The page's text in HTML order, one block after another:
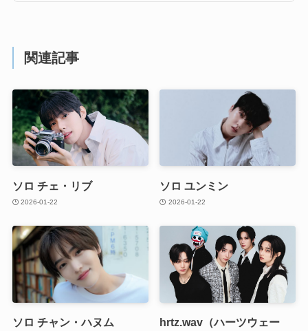
関連記事
ソロ チェ・リブ
2026-01-22
ソロ ユンミン
2026-01-22
ソロ チャン・ハヌム
hrtz.wav（ハーツウェー